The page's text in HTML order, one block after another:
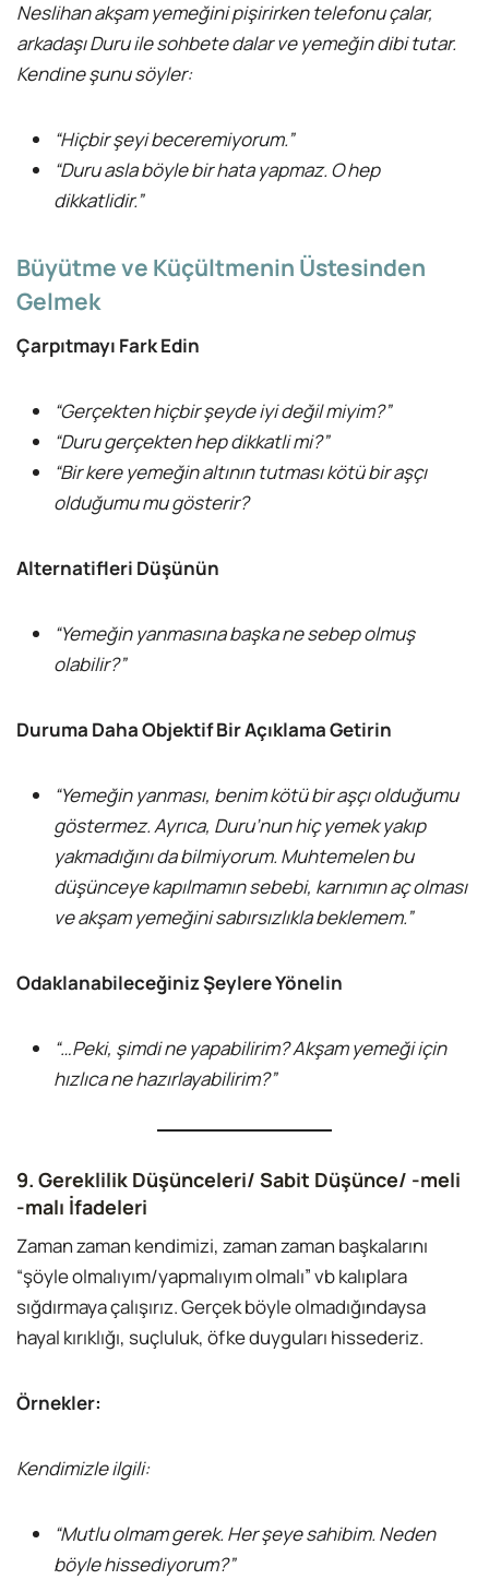
Neslihan akşam yemeğini pişirirken telefonu çalar,
arkadaşı Duru ile sohbete dalar ve yemeğin dibi tutar.
Kendine şunu söyler:
“Hiçbir şeyi beceremiyorum.”
“Duru asla böyle bir hata yapmaz. O hep
dikkatlidir.”
Büyütme ve Küçültmenin Üstesinden
Gelmek
Çarpıtmayı Fark Edin
“Gerçekten hiçbir şeyde iyi değil miyim?”
“Duru gerçekten hep dikkatli mi?”
“Bir kere yemeğin altının tutması kötü bir aşçı
olduğumu mu gösterir?
Alternatifleri Düşünün
“Yemeğin yanmasına başka ne sebep olmuş
olabilir?”
Duruma Daha Objektif Bir Açıklama Getirin
“Yemeğin yanması, benim kötü bir aşçı olduğumu
göstermez. Ayrıca, Duru’nun hiç yemek yakıp
yakmadığını da bilmiyorum. Muhtemelen bu
düşünceye kapılmamın sebebi, karnımın aç olması
ve akşam yemeğini sabırsızlıkla beklemem.”
Odaklanabileceğiniz Şeylere Yönelin
“…Peki, şimdi ne yapabilirim? Akşam yemeği için
hızlıca ne hazırlayabilirim?”
9. Gereklilik Düşünceleri/ Sabit Düşünce/ -meli
-malı İfadeleri
Zaman zaman kendimizi, zaman zaman başkalarını
“şöyle olmalıyım/yapmalıyım olmalı” vb kalıplara
sığdırmaya çalışırız. Gerçek böyle olmadığındaysa
hayal kırıklığı, suçluluk, öfke duyguları hissederiz.
Örnekler:
Kendimizle ilgili:
“Mutlu olmam gerek. Her şeye sahibim. Neden
böyle hissediyorum?”